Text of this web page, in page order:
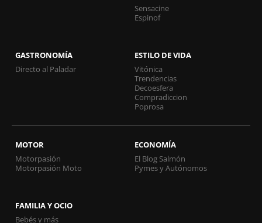
Sensacine
Espinof
GASTRONOMÍA
Directo al Paladar
ESTILO DE VIDA
Vitónica
Trendencias
Decoesfera
Compradiccion
Poprosa
MOTOR
Motorpasión
Motorpasión Moto
ECONOMÍA
El Blog Salmón
Pymes y Autónomos
FAMILIA Y OCIO
Bebés y más